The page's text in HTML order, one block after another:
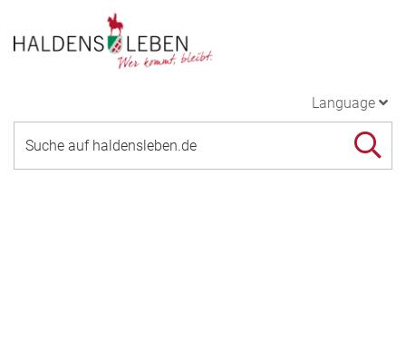
Language